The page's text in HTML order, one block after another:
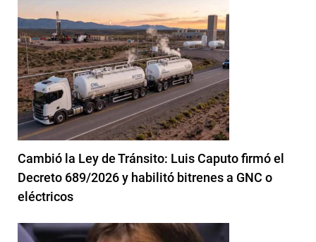
Cambió la Ley de Tránsito: Luis Caputo firmó el
Decreto 689/2026 y habilitó bitrenes a GNC o
eléctricos